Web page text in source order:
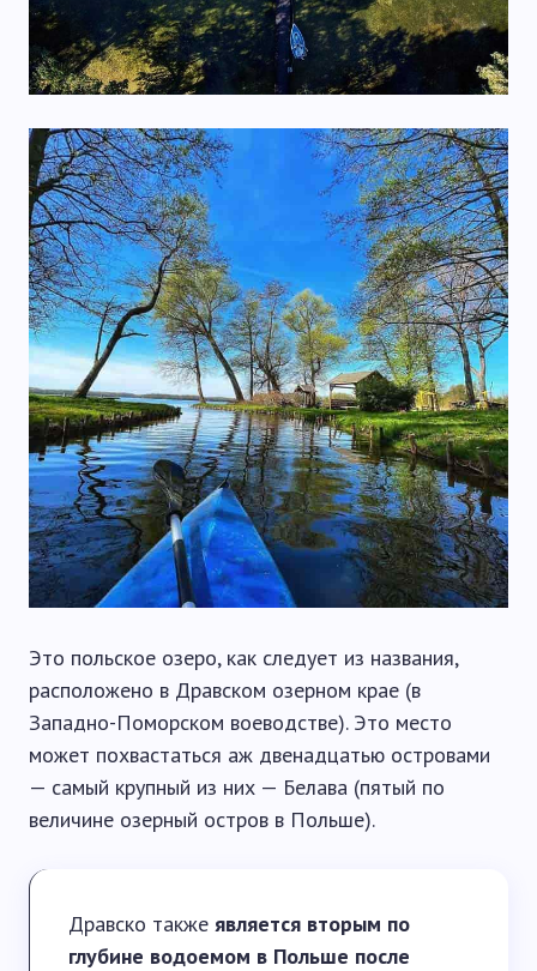
Это польское озеро, как следует из названия,
расположено в Дравском озерном крае (в
Западно-Поморском воеводстве). Это место
может похвастаться аж двенадцатью островами
— самый крупный из них — Белава (пятый по
величине озерный остров в Польше).
Дравско также является вторым по
глубине водоемом в Польше после